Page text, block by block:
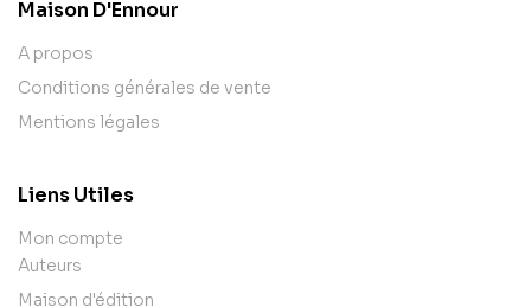
Maison D'Ennour
A propos
Conditions générales de vente
Mentions légales
Liens Utiles
Mon compte
Auteurs
Maison d'édition